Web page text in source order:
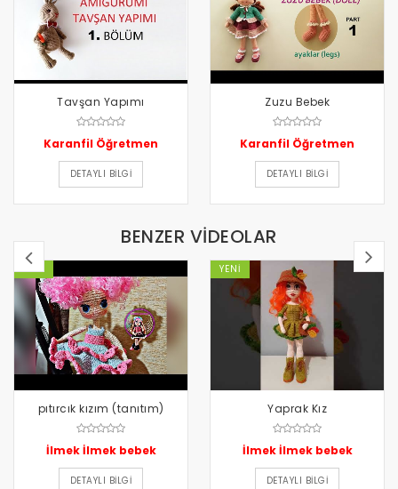
Tavşan Yapımı
Karanfil Öğretmen
DETAYLI BILGI
Zuzu Bebek
Karanfil Öğretmen
DETAYLI BILGI
BENZER VİDEOLAR
YENI
pıtırcık kızım (tanıtım)
İlmek İlmek bebek
DETAYLI BILGI
YENI
Yaprak Kız
İlmek İlmek bebek
DETAYLI BILGI